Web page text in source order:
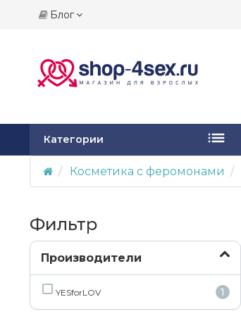
Блог
Категории
Косметика с феромонами
Фильтр
Производители
YESforLOV 1